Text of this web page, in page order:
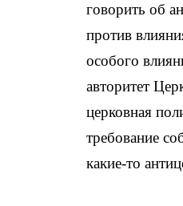
говорить об
против
особого
авторитет
церковная
требование
какие-то